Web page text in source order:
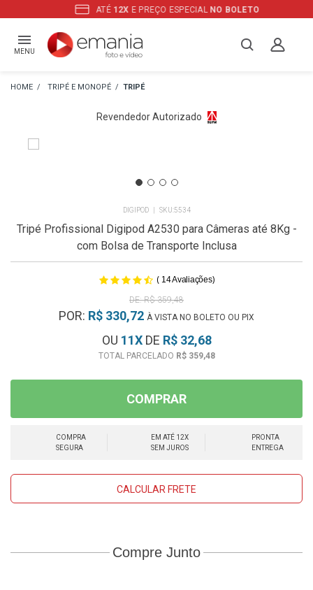
ATÉ12X E PREÇO ESPECIALNO BOLETO
MENU
TRIPÉ E MONOPÉ TRIPÉ
Revendedor Autorizado
DIGIPOD 5534
Tripé Profissional Digipod A2530 para Câmeras até 8Kg -
com Bolsa de Transporte Inclusa
( 14Avaliações)
R$ 359,48
POR: R$ 330,72 À VISTA NO BOLETO OU PIX
OU 11XDE R$ 32,68
R$ 359,48
COMPRAR
COMPRA
SEGURA
EM ATÉ 12X
SEM JUROS
PRONTA
ENTREGA
CALCULAR FRETE
Compre Junto